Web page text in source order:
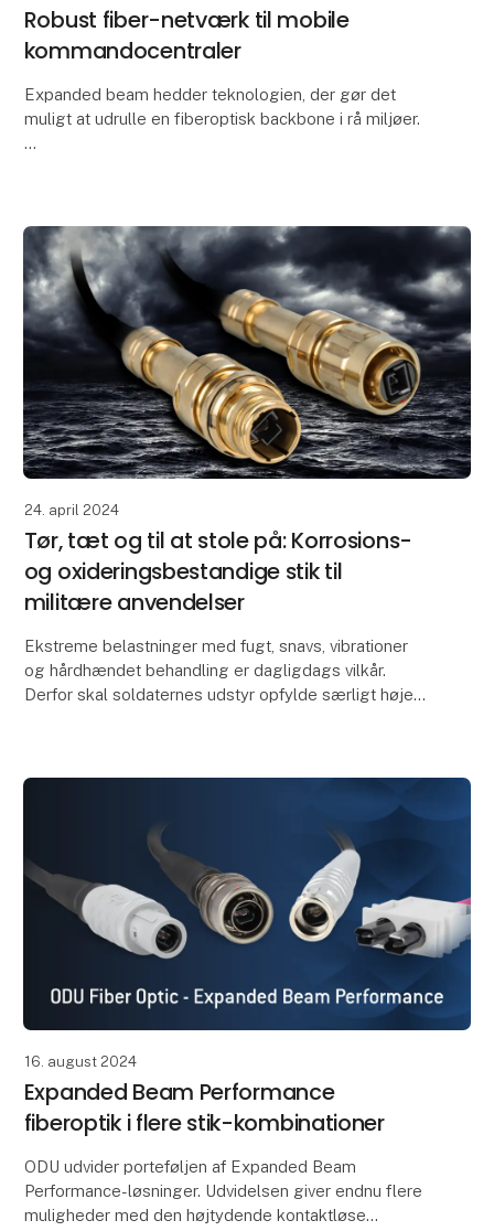
Robust fiber-netværk til mobile
kommandocentraler
Expanded beam hedder teknologien, der gør det
muligt at udrulle en fiberoptisk backbone i rå miljøer.
24. april 2024
Tør, tæt og til at stole på: Korrosions-
og oxideringsbestandige stik til
militære anvendelser
Ekstreme belastninger med fugt, snavs, vibrationer
og hårdhændet behandling er dagligdags vilkår.
Derfor skal soldaternes udstyr opfylde særligt høje
16. august 2024
Expanded Beam Performance
fiberoptik i flere stik-kombinationer
ODU udvider porteføljen af Expanded Beam
Performance-løsninger. Udvidelsen giver endnu flere
muligheder med den højtydende kontaktløse